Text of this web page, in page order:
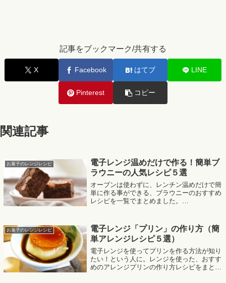
記事をブックマーク/共有する
X Facebook はてブ LINE
Pinterest コピー
関連記事
お菓子のレンジレシピ
電子レンジ温めだけで作る！簡単ブ
ラウニーの人気レシピ５選
オーブンは使わずに、レンチン温めだけで簡
単に作る事ができる、ブラウニーのおすすめ
レシピを一覧でまとめました。
お菓子のレンジレシピ
電子レンジ「プリン」の作り方（簡
単アレンジレシピ５選）
電子レンジを使ってプリンを作る方法が知り
たい！という人に。レンジを使った、おすす
めのアレンジプリンの作り方レシピをまとめ